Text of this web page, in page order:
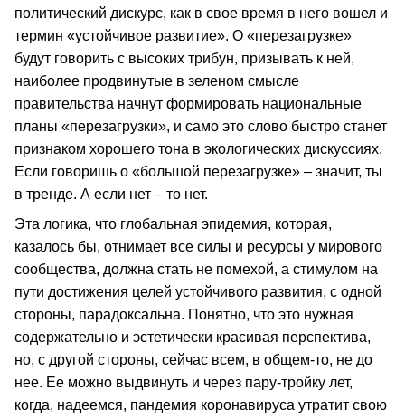
политический дискурс, как в свое время в него вошел и
термин «устойчивое развитие». О «перезагрузке»
будут говорить с высоких трибун, призывать к ней,
наиболее продвинутые в зеленом смысле
правительства начнут формировать национальные
планы «перезагрузки», и само это слово быстро станет
признаком хорошего тона в экологических дискуссиях.
Если говоришь о «большой перезагрузке» – значит, ты
в тренде. А если нет – то нет.
Эта логика, что глобальная эпидемия, которая,
казалось бы, отнимает все силы и ресурсы у мирового
сообщества, должна стать не помехой, а стимулом на
пути достижения целей устойчивого развития, с одной
стороны, парадоксальна. Понятно, что это нужная
содержательно и эстетически красивая перспектива,
но, с другой стороны, сейчас всем, в общем-то, не до
нее. Ее можно выдвинуть и через пару-тройку лет,
когда, надеемся, пандемия коронавируса утратит свою